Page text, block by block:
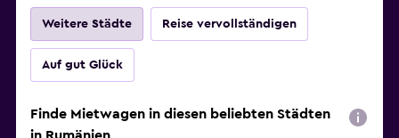
Weitere Städte Reise vervollständigen
Auf gut Glück
Finde Mietwagen in diesen beliebten Städten